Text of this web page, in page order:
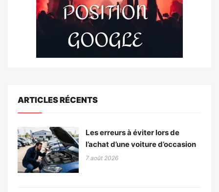
ARTICLES RÉCENTS
Les erreurs à éviter lors de
l’achat d’une voiture d’occasion
7 août 2026